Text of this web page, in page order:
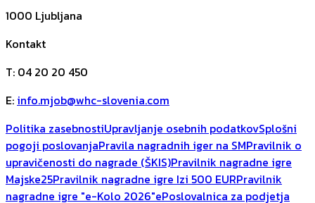
1000 Ljubljana
Kontakt
T: 04 20 20 450
E: info.mjob@whc-slovenia.com
Politika zasebnostiUpravljanje osebnih podatkovSplošni
pogoji poslovanjaPravila nagradnih iger na SMPravilnik o
upravičenosti do nagrade (ŠKIS)Pravilnik nagradne igre
Majske25Pravilnik nagradne igre Izi 500 EURPravilnik
nagradne igre "e-Kolo 2026"ePoslovalnica za podjetja